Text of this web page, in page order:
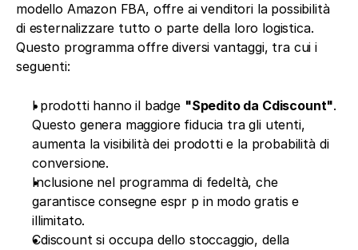
modello Amazon FBA, offre ai venditori la possibilità
di esternalizzare tutto o parte della loro logistica.
Questo programma offre diversi vantaggi, tra cui i
seguenti:
I prodotti hanno il badge "Spedito da Cdiscount".
Questo genera maggiore fiducia tra gli utenti,
aumenta la visibilità dei prodotti e la probabilità di
conversione.
Inclusione nel programma di fedeltà, che
garantisce consegne espr p in modo gratis e
illimitato.
Cdiscount si occupa dello stoccaggio, della